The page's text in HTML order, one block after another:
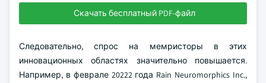
Скачать бесплатный PDF-файл
Следовательно, спрос на мемристоры в этих
инновационных областях значительно повышается.
Например, в феврале 20222 года Rain Neuromorphics Inc.,